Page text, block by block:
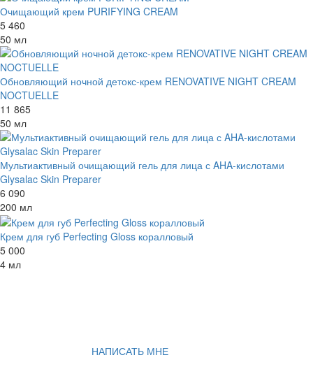
Очищающий крем PURIFYING CREAM
5 460
50 мл
Обновляющий ночной детокс-крем RENOVATIVE NIGHT CREAM
NOCTUELLE
11 865
50 мл
Мультиактивный очищающий гель для лица с AHA-кислотами
Glysalac Skin Preparer
6 090
200 мл
Крем для губ Perfecting Gloss коралловый
5 000
4 мл
НАПИСАТЬ МНЕ